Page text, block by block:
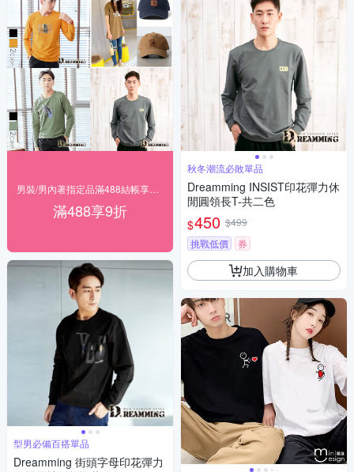
滿488享9折
型男必備百搭單品
Dreamming 街頭字母印花彈力
秋冬潮流必敗單品
Dreamming INSIST印花彈力休
閒圓領長T-共二色
$450 $499
挑戰低價
券
加入購物車